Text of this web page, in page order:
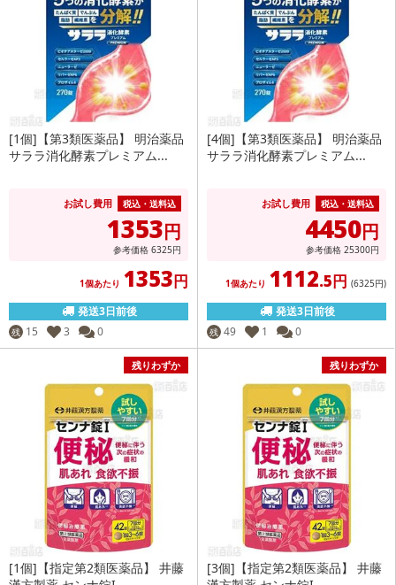
[1個]【第3類医薬品】 明治薬品
サララ消化酵素プレミアム...
お試し費用 税込・送料込
1353円
参考価格 6325円
1個あたり 1353円
発送3日前後
残 15 3 0
[4個]【第3類医薬品】 明治薬品
サララ消化酵素プレミアム...
お試し費用 税込・送料込
4450円
参考価格 25300円
1個あたり 1112.5円 (6325円)
発送3日前後
残 49 1 0
残りわずか
[1個]【指定第2類医薬品】 井藤
残りわずか
[3個]【指定第2類医薬品】 井藤